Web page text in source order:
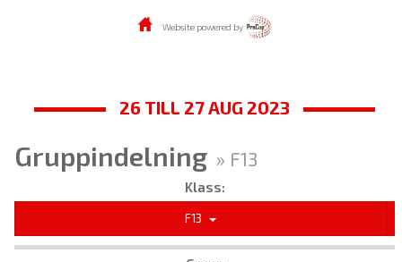
Website powered by
26 TILL 27 AUG 2023
Gruppindelning » F13
Klass:
F13